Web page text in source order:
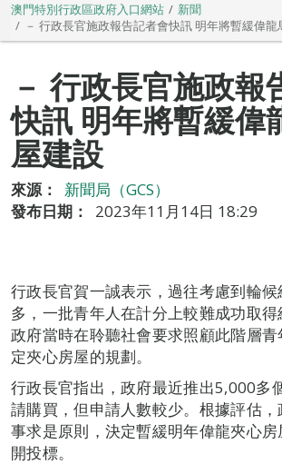
澳門特別行政區政府入口網站
新聞
－ 行政長官施政報告記者會快訊 明年將暫緩偉龍
－ 行政長官施政報
快訊 明年將暫緩偉
屋建設
來源：
新聞局（GCS）
發布日期：
2023年11月14日 18:29
行政長官賀一誠表示，過往考慮到輪
多，一批青年人在計分上較難成功取
政府當時在聆聽社會要求照顧此階層
定夾心房屋的規劃。
行政長官指出，政府最近推出5,000多
請購買，但申請人數較少。根據評估
事求是原則，決定暫緩明年偉龍夾心
開投標。